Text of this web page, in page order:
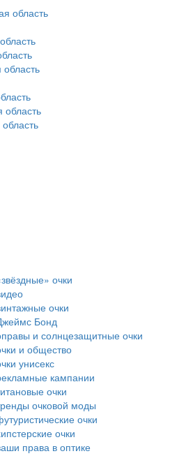
область
область
очки
очки
Бонд
и солнцезащитные очки
и общество
унисекс
кампании
очки
очковой моды
очки
очки
права в оптике